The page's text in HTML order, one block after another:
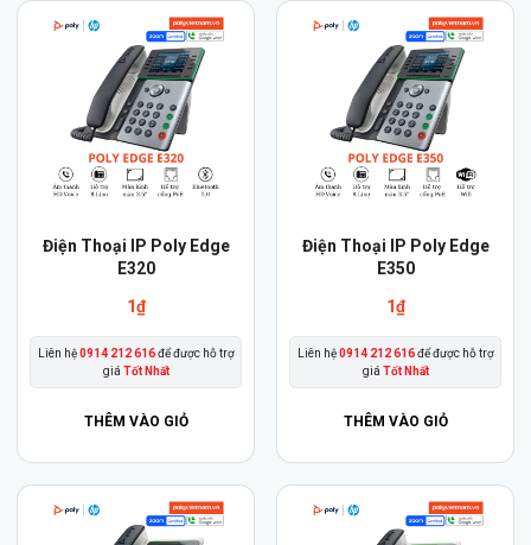
Điện Thoại IP Poly Edge
E320
1₫
Liên hệ0914 212 616để được hỗ trợ
giá Tốt Nhất
THÊM VÀO GIỎ
Điện Thoại IP Poly Edge
E350
1₫
Liên hệ0914 212 616để được hỗ trợ
giá Tốt Nhất
THÊM VÀO GIỎ